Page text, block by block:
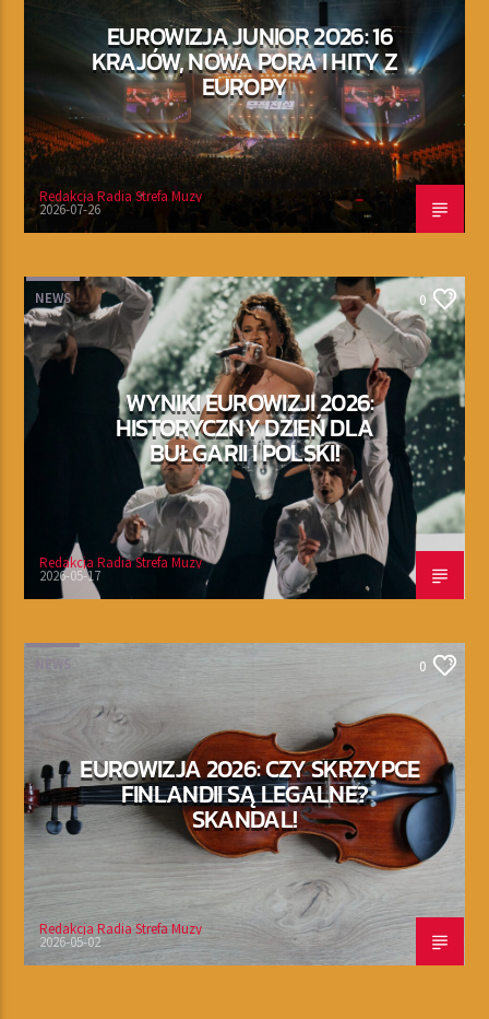
EUROWIZJA JUNIOR 2026: 16
KRAJÓW, NOWA PORA I HITY Z
EUROPY
Redakcja Radia Strefa Muzy
2026-07-26
NEWS 0
WYNIKI EUROWIZJI 2026:
HISTORYCZNY DZIEŃ DLA
BUŁGARII I POLSKI!
Redakcja Radia Strefa Muzy
2026-05-17
NEWS 0
EUROWIZJA 2026: CZY SKRZYPCE
FINLANDII SĄ LEGALNE?
SKANDAL!
Redakcja Radia Strefa Muzy
2026-05-02